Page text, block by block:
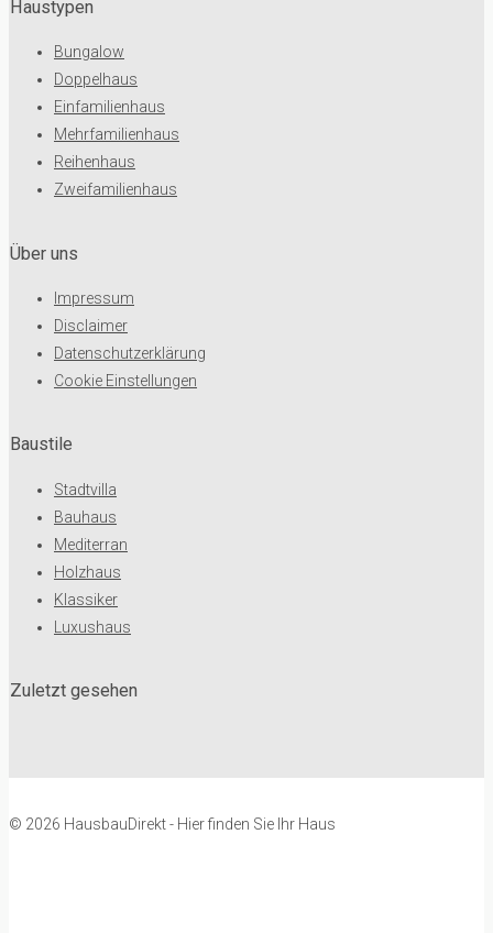
Haustypen
Bungalow
Doppelhaus
Einfamilienhaus
Mehrfamilienhaus
Reihenhaus
Zweifamilienhaus
Baustile
Stadtvilla
Bauhaus
Mediterran
Holzhaus
Klassiker
Luxushaus
Über uns
Impressum
Disclaimer
Datenschutzerklärung
Cookie Einstellungen
Zuletzt gesehen
© 2026 HausbauDirekt - Hier finden Sie Ihr Haus